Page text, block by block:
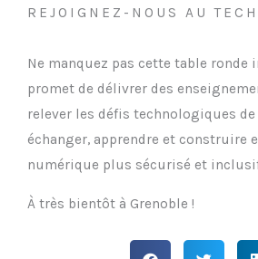
REJOIGNEZ-NOUS AU
Ne manquez pas cette table ronde
promet de délivrer des
relever les défis technologiques de
échanger, apprendre et construire
numérique plus sécurisé et
À très bientôt à Grenoble !